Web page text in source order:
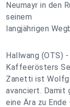
Neumayr in den
seinem
langjährigen
Hallwang (OTS)
Kaffeerösters
Zanetti ist
avanciert. Damit
eine Ära zu